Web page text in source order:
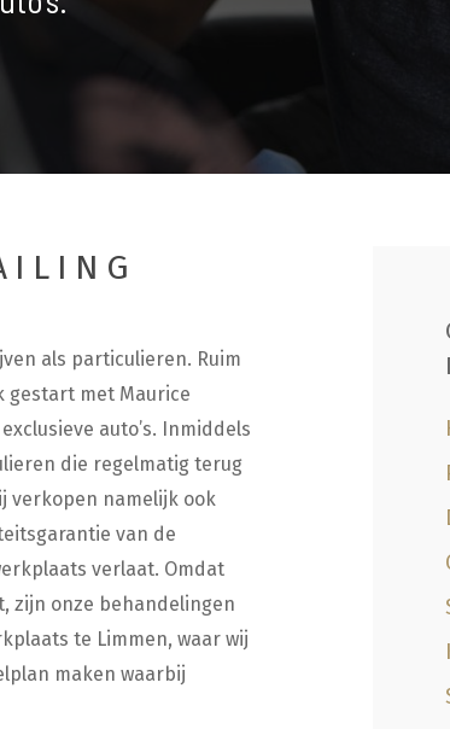
als particulieren. Ruim
gestart met Maurice
auto’s. Inmiddels
die regelmatig terug
verkopen namelijk ook
van de
verlaat. Omdat
zijn onze behandelingen
te Limmen, waar wij
maken waarbij